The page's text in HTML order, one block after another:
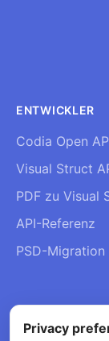
ENTWICKLER
Codia Open
Visual Struct
PDF zu Visual
API-Referenz
PSD-Migration
Privacy